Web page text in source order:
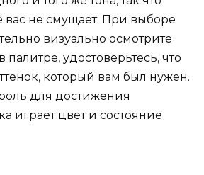
вас не смущает. При выборе
визуально осмотрите
палитре, удостоверьтесь, что
который вам был нужен.
для достижения
играет цвет и состояние